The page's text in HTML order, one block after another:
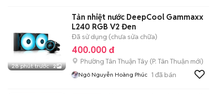
28 phút trước 2
Tản nhiệt nước DeepCool Gammaxx
L240 RGB V2 Đen
Đã sử dụng (chưa sửa chữa)
400.000 đ
Phường Tân Thuận Tây (P. Tân Thuận mới)
Ngô Nguyễn Hoàng Phúc 1 đã bán